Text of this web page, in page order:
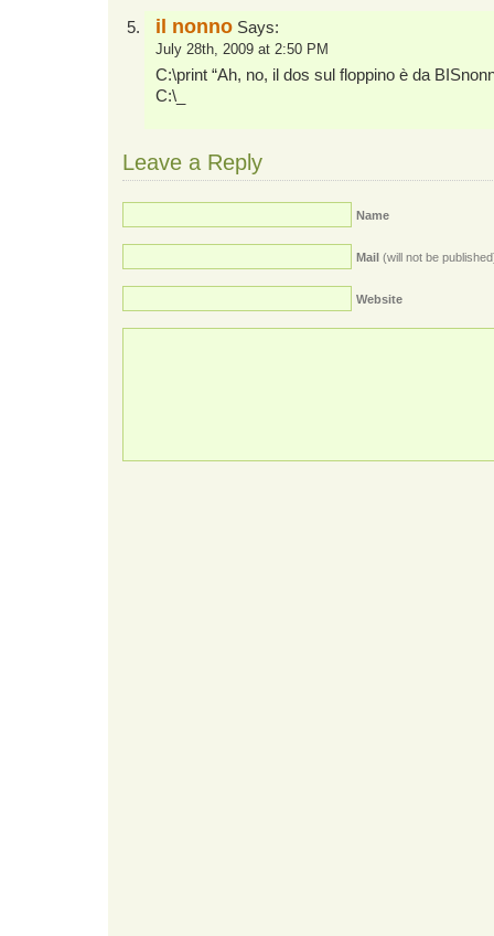
il nonno Says:
July 28th, 2009 at 2:50 PM
C:\print “Ah, no, il dos sul floppino è da
C:\_
Leave a Reply
Name
Mail (will not be
Website